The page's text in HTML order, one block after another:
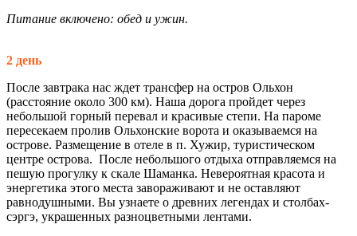
Питание включено: обед и ужин.
2 день
После завтрака нас ждет трансфер на остров Ольхон
(расстояние около 300 км). Наша дорога пройдет через
небольшой горный перевал и красивые степи. На пароме
пересекаем пролив Ольхонские ворота и оказываемся на
острове. Размещение в отеле в п. Хужир, туристическом
центре острова. После небольшого отдыха отправляемся на
пешую прогулку к скале Шаманка. Невероятная красота и
энергетика этого места завораживают и не оставляют
равнодушными. Вы узнаете о древних легендах и столбах-
сэргэ, украшенных разноцветными лентами.